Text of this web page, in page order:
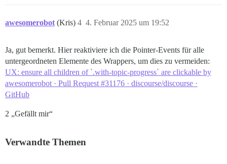
awesomerobot (Kris) 4. Februar 2025 um 19:52
4
Ja, gut bemerkt. Hier reaktiviere ich die Pointer-Events für alle
untergeordneten Elemente des Wrappers, um dies zu vermeiden:
UX: ensure all children of `.with-topic-progress` are clickable by
awesomerobot · Pull Request #31176 · discourse/discourse ·
GitHub
2 „Gefällt mir“
Verwandte Themen